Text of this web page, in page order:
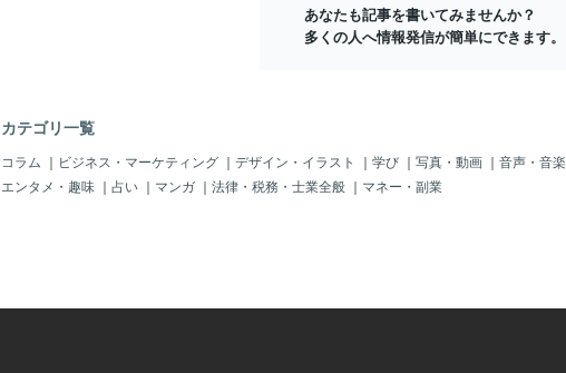
みたいになる」凪の手が震えた。悠真は
その震えに気づかないふりをしながら、
ゆっくり続きを言った。「もし…… 誰
かに何か言われてるなら、 言ってほし
い」「違う……の」凪はかすれた声で言
あなたも記事を書いてみませんか？
多くの人へ情報発信が簡単にできます。
カテゴリ一覧
コラム ｜ ビジネス・マーケティング ｜ デザイン・イラスト ｜ 学び ｜ 写真・動画 ｜ 音声・音楽
エンタメ・趣味 ｜ 占い ｜ マンガ ｜ 法律・税務・士業全般 ｜ マネー・副業